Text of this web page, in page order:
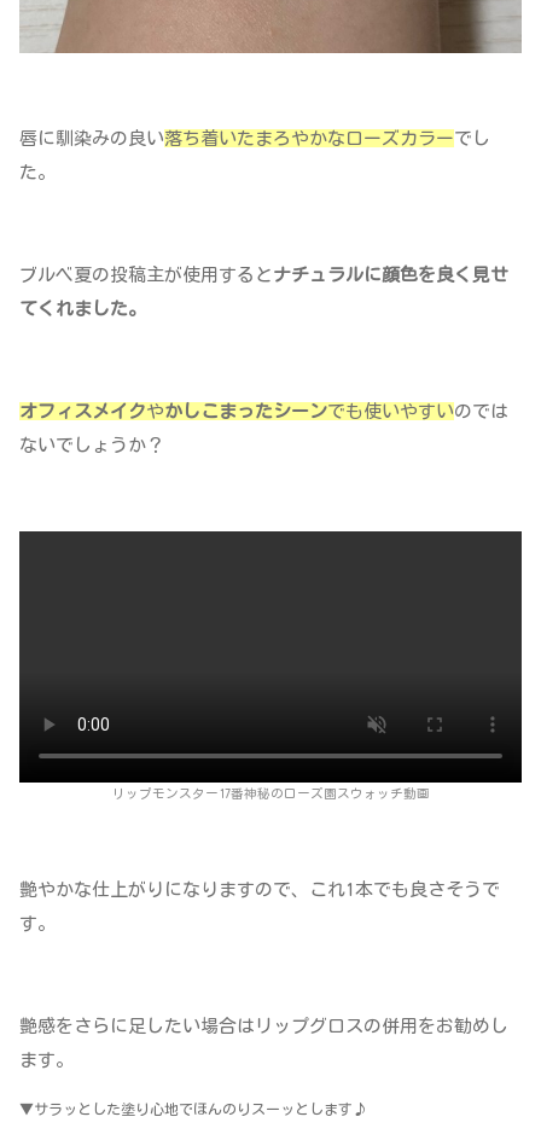
唇に馴染みの良い落ち着いたまろやかなローズカラーでし
た。
ブルベ夏の投稿主が使用すると ナチュラルに顔色を良く見せ
てくれました。
オフィスメイクやかしこまった シーンでも使いやすいのでは
ないでしょうか？
リップモンスター17番神秘のローズ園スウォッチ動画
艶やかな仕上がりになりますので、これ1本でも良さそうで
す。
艶感をさらに足したい場合はリップグロスの併用をお勧めし
ます。
▼サラッとした塗り心地でほんのりスーッとします♪